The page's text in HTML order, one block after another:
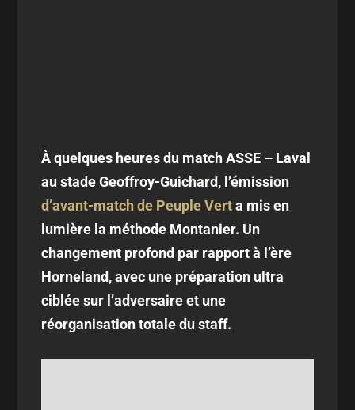
À quelques heures du match ASSE – Laval
au stade Geoffroy-Guichard, l’émission
d’avant-match de Peuple Verta mis en
lumière la méthode Montanier. Un
changement profond par rapport à l’ère
Horneland, avec une préparation ultra
ciblée sur l’adversaire et une
réorganisation totale du staff.